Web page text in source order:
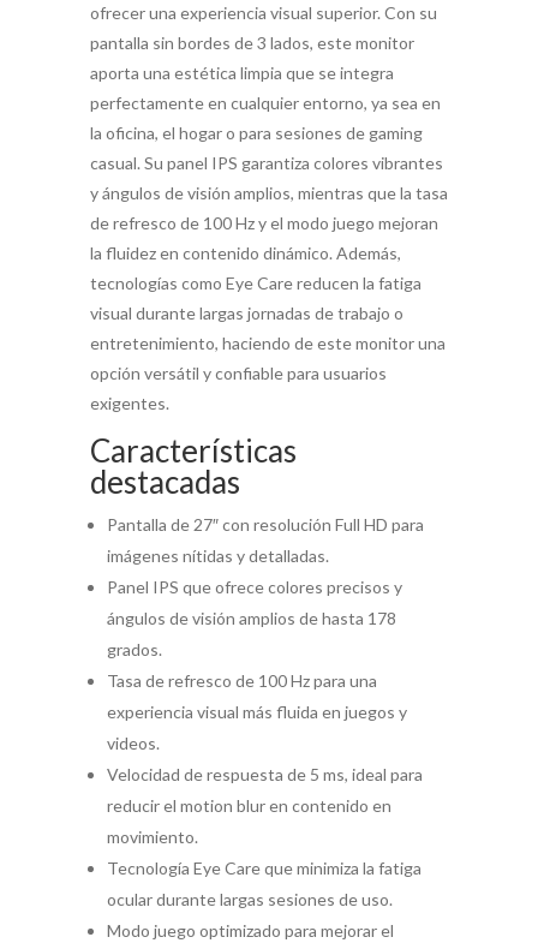
ofrecer una experiencia visual superior. Con su
pantalla sin bordes de 3 lados, este monitor
aporta una estética limpia que se integra
perfectamente en cualquier entorno, ya sea en
la oficina, el hogar o para sesiones de gaming
casual. Su panel IPS garantiza colores vibrantes
y ángulos de visión amplios, mientras que la tasa
de refresco de 100 Hz y el modo juego mejoran
la fluidez en contenido dinámico. Además,
tecnologías como Eye Care reducen la fatiga
visual durante largas jornadas de trabajo o
entretenimiento, haciendo de este monitor una
opción versátil y confiable para usuarios
exigentes.
Características
destacadas
Pantalla de 27″ con resolución Full HD para
imágenes nítidas y detalladas.
Panel IPS que ofrece colores precisos y
ángulos de visión amplios de hasta 178
grados.
Tasa de refresco de 100 Hz para una
experiencia visual más fluida en juegos y
videos.
Velocidad de respuesta de 5 ms, ideal para
reducir el motion blur en contenido en
movimiento.
Tecnología Eye Care que minimiza la fatiga
ocular durante largas sesiones de uso.
Modo juego optimizado para mejorar el